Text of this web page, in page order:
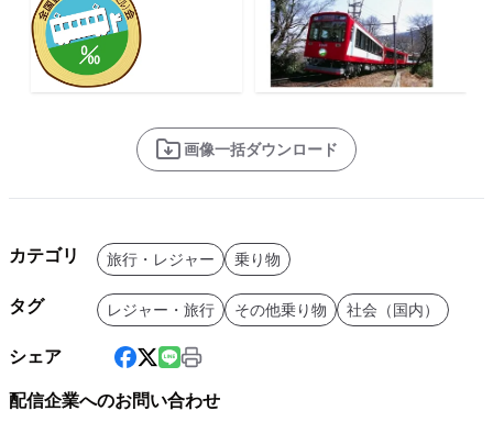
画像一括ダウンロード
カテゴリ 旅行・レジャー 乗り物
タグ レジャー・旅行 その他乗り物 社会（国内）
シェア
配信企業へのお問い合わせ